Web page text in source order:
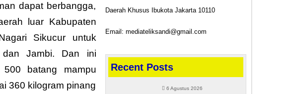
dapat berbangga,
luar Kabupaten
Sikucur untuk
dan Jambi. Dan ini
500 batang mampu
360 kilogram pinang
Daerah Khusus Ibukota Jakarta 10110
Email: mediateliksandi@gmail.com
Recent Posts
6 Agustus 2026